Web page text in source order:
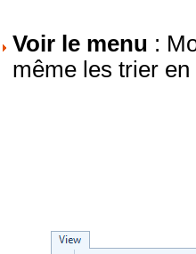
Voir le menu :
même les trier